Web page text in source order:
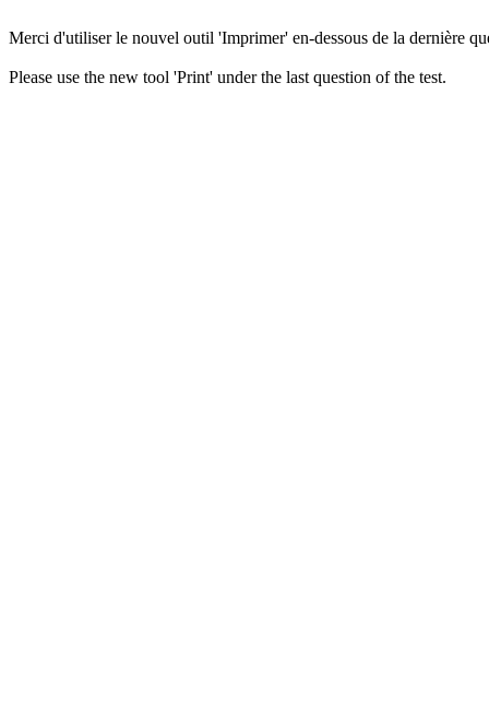
Merci d'utiliser le nouvel outil 'Imprimer' en-dessous de la dernière
Please use the new tool 'Print' under the last question of the test.